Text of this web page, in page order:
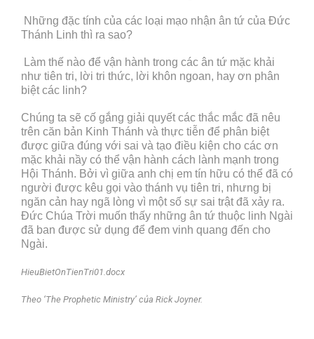
 Những đặc tính của các loại mạo nhận ân tứ của Đức
Thánh Linh thì ra sao?
 Làm thế nào để vận hành trong các ân tứ mặc khải
như tiên tri, lời tri thức, lời khôn ngoan, hay ơn phân
biệt các linh?
Chúng ta sẽ cố gắng giải quyết các thắc mắc đã nêu
trên căn bản Kinh Thánh và thực tiễn để phân biệt
được giữa đúng với sai và tạo điều kiện cho các ơn
mặc khải nầy có thể vận hành cách lành mạnh trong
Hội Thánh. Bởi vì giữa anh chị em tín hữu có thể đã có
người được kêu gọi vào thánh vụ tiên tri, nhưng bị
ngăn cản hay ngã lòng vì một số sự sai trật đã xảy ra.
Đức Chúa Trời muốn thấy những ân tứ thuộc linh Ngài
đã ban được sử dụng để đem vinh quang đến cho
Ngài.
HieuBietOnTienTri01.docx
Theo ‘The Prophetic Ministry’ của Rick Joyner.